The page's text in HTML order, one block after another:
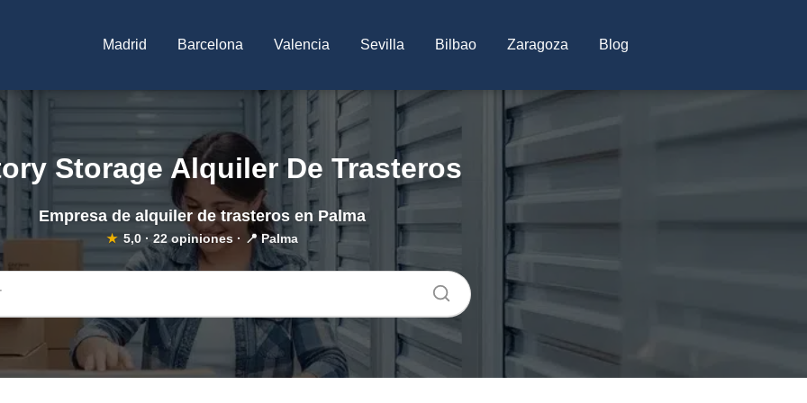
Madrid Barcelona Valencia Sevilla Bilbao Zaragoza Blog
Storage Alquiler De Trasteros
Empresa de alquiler de trasteros en Palma
★ 5,0·22opiniones · 📍 Palma